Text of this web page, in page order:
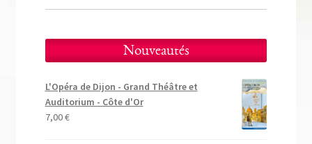
Nouveautés
L'Opéra de Dijon - Grand Théâtre et
Auditorium - Côte d'Or
7,00€